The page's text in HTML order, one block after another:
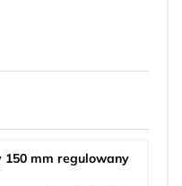
mm regulowany